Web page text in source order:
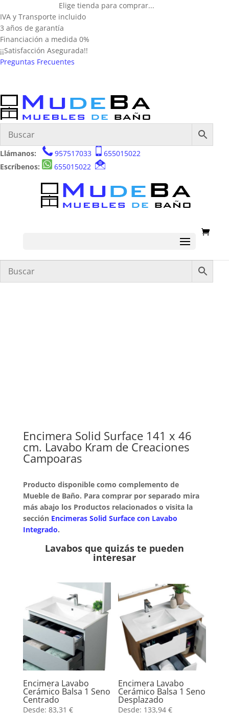
Elige tienda para comprar...
IVA y Transporte incluido
3 años de garantía
Financiación a medida 0%
¡¡Satisfacción Asegurada!!
Preguntas Frecuentes
Llámanos: 957517033
655015022
Escríbenos:
655015022
Encimera Solid Surface 141 x 46
cm. Lavabo Kram de Creaciones
Campoaras
Producto disponible como complemento de
Mueble de Baño. Para comprar por separado mira
más abajo los Productos relacionados o visita la
sección Encimeras Solid Surface con Lavabo
Integrado.
Lavabos que quizás te pueden
interesar
Encimera Lavabo
Cerámico Balsa 1 Seno
Centrado
Desde: 83,31 €
Encimera Lavabo
Cerámico Balsa 1 Seno
Desplazado
Desde: 133,94€